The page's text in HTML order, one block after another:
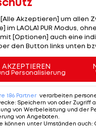
gegen
in Anspruch
lassen", sucht
des Fehlstarts
Akzeptieren] um allen
im LAOLA1 PUR Modus,
[Optionen] auch eine
den Button links unten
AKZEPTIEREN
Personalisierung
186 Partner verarbeiten
: Speichern von oder Zugriff
von Werbeleistung und der
von Angeboten
können unter Umständen auch: